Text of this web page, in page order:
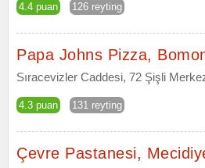
4.4 puan 126 reyting
Papa Johns Pizza,
Sıracevizler Caddesi, 72 Şişli
4.3 puan 131 reyting
Çevre Pastanesi,